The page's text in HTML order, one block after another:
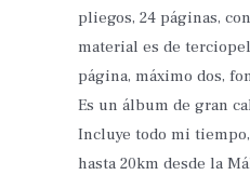
pliegos, 24 páginas,
material es de
página, máximo dos,
Es un álbum de gran
Incluye todo mi
hasta 20km desde la